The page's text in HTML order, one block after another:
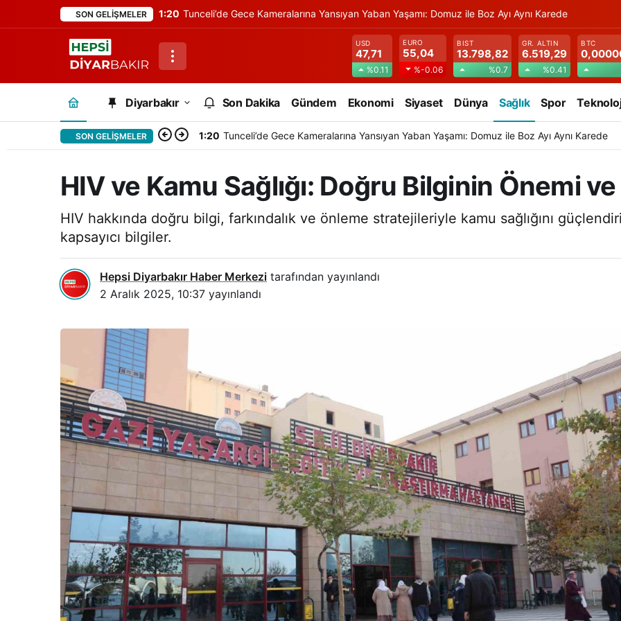
SON GELIŞMELER 1:20 Tunceli’de Gece Kameralarına Yansıyan Yaban Yaşamı: Domuz ile Boz Ayı Aynı Karede
USD
47,71
%0.11
EURO
55,04
%-0.06
BIST
13.798,82
%0.7
GR. ALTIN
6.519,29
%0.41
BTC
Diyarbakır Son Dakika Gündem Ekonomi Siyaset Dünya Sağlık Spor
SON GELIŞMELER 1:20 Tunceli’de Gece Kameralarına Yansıyan Yaban Yaşamı: Domuz ile Boz Ayı Aynı Karede
HIV ve Kamu Sağlığı: Doğru Bilginin Önemi
HIV hakkında doğru bilgi, farkındalık ve önleme stratejileriyle kamu sağlığını
kapsayıcı bilgiler.
Hepsi Diyarbakır Haber Merkezi tarafından yayınlandı
2 Aralık 2025, 10:37 yayınlandı